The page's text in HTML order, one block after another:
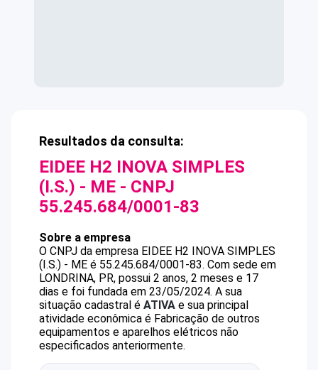
Resultados da consulta:
EIDEE H2 INOVA SIMPLES
(I.S.) - ME - CNPJ
55.245.684/0001-83
Sobre a empresa
O CNPJ da empresa EIDEE H2 INOVA SIMPLES
(I.S.) - ME é 55.245.684/0001-83. Com sede em
LONDRINA, PR, possui 2 anos, 2 meses e 17
dias e foi fundada em 23/05/2024. A sua
situação cadastral é ATIVA e sua principal
atividade econômica é Fabricação de outros
equipamentos e aparelhos elétricos não
especificados anteriormente.